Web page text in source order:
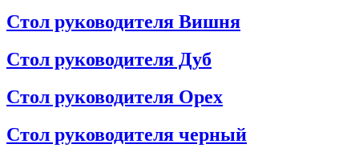
Стол руководителя Вишня
Стол руководителя Дуб
Стол руководителя Орех
Стол руководителя черный